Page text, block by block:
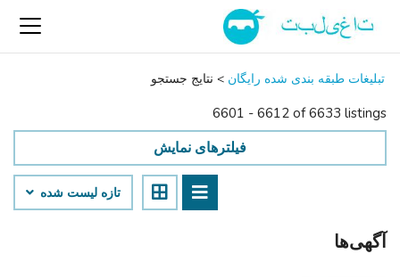
تبلیغات طبقه بندی شده رایگان > نتایج جستجو
6601 - 6612 of 6633 listings
فیلترهای نمایش
تازه لیست شده
آگهی‌ها